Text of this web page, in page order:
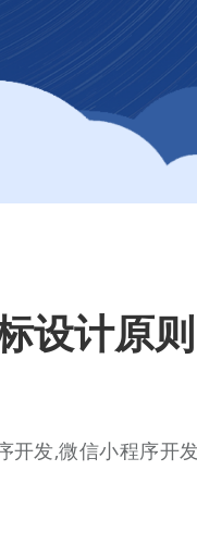
设计原则
发,微信小程序开